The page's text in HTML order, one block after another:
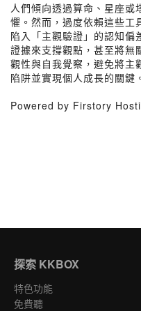
人們傾向透過算命、星座或
懼。然而，過度依賴這些工
陷入「主觀驗證」的認知偏
證據來支撐觀點，甚至將無
觀性與自我覺察，避免將主
陷阱並實現個人成長的關鍵。
Powered by Firstory
探索 KKBOX
特色功能
免費聽